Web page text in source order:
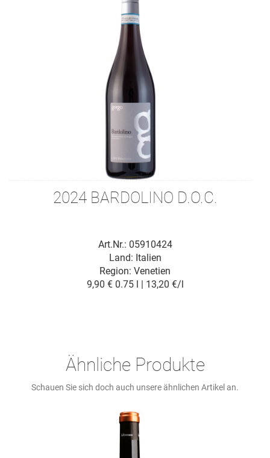
2024 BARDOLINO D.O.C.
Art.Nr.: 05910424
Land: Italien
Region: Venetien
9,90 € 0.75 l | 13,20 €/l
Ähnliche Produkte
Schauen Sie sich doch auch unsere ähnlichen Artikel an.